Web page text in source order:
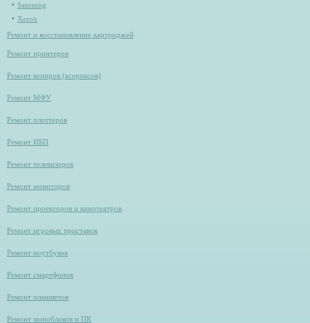
Samsung
Xerox
Ремонт и восстановление картриджей
Ремонт принтеров
Ремонт копиров (ксероксов)
Ремонт МФУ
Ремонт плоттеров
Ремонт ИБП
Ремонт телевизоров
Ремонт мониторов
Ремонт проекторов и кинотеатров
Ремонт игровых приставок
Ремонт ноутбуков
Ремонт смартфонов
Ремонт планшетов
Ремонт моноблоков и ПК